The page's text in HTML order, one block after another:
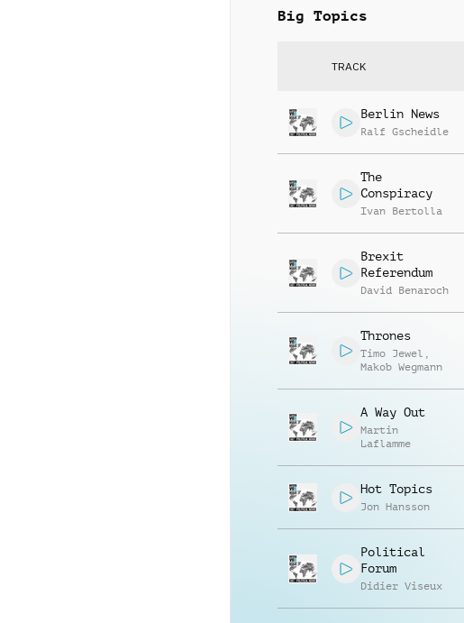
Big Topics
TRACK
Berlin News
Ralf Gscheidle
The
Conspiracy
Ivan Bertolla
Brexit
Referendum
David Benaroch
Thrones
Timo Jewel ,
Makob Wegmann
A Way Out
Martin
Laflamme
Hot Topics
Jon Hansson
Political
Forum
Didier Viseux